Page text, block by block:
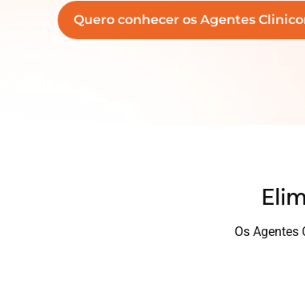
Quero conhecer os Agentes
Os